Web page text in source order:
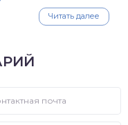
Читать далее